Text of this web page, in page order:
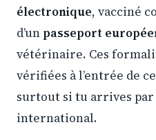
électronique, vacciné
d’unpasseport
vétérinaire. Ces
vérifiées à l’entrée de
surtout si tu arrives
international.